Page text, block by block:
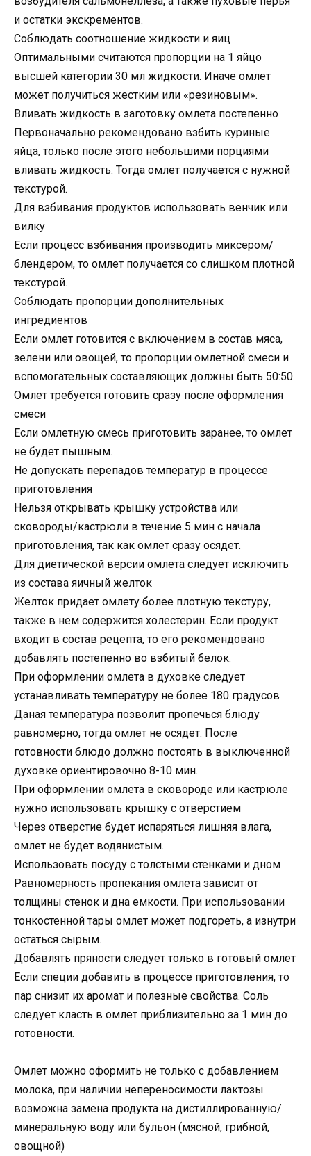
и остатки экскрементов.
Соблюдать соотношение жидкости и яиц
Оптимальными считаются пропорции на 1 яйцо
высшей категории 30 мл жидкости. Иначе омлет
может получиться жестким или «резиновым».
Вливать жидкость в заготовку омлета постепенно
Первоначально рекомендовано взбить куриные
яйца, только после этого небольшими порциями
вливать жидкость. Тогда омлет получается с нужной
текстурой.
Для взбивания продуктов использовать венчик или
вилку
Если процесс взбивания производить миксером/
блендером, то омлет получается со слишком плотной
текстурой.
Соблюдать пропорции дополнительных
ингредиентов
Если омлет готовится с включением в состав мяса,
зелени или овощей, то пропорции омлетной смеси и
вспомогательных составляющих должны быть 50:50.
Омлет требуется готовить сразу после оформления
смеси
Если омлетную смесь приготовить заранее, то омлет
не будет пышным.
Не допускать перепадов температур в процессе
приготовления
Нельзя открывать крышку устройства или
сковороды/кастрюли в течение 5 мин с начала
приготовления, так как омлет сразу осядет.
Для диетической версии омлета следует исключить
из состава яичный желток
Желток придает омлету более плотную текстуру,
также в нем содержится холестерин. Если продукт
входит в состав рецепта, то его рекомендовано
добавлять постепенно во взбитый белок.
При оформлении омлета в духовке следует
устанавливать температуру не более 180 градусов
Даная температура позволит пропечься блюду
равномерно, тогда омлет не осядет. После
готовности блюдо должно постоять в выключенной
духовке ориентировочно 8-10 мин.
При оформлении омлета в сковороде или кастрюле
нужно использовать крышку с отверстием
Через отверстие будет испаряться лишняя влага,
омлет не будет водянистым.
Использовать посуду с толстыми стенками и дном
Равномерность пропекания омлета зависит от
толщины стенок и дна емкости. При использовании
тонкостенной тары омлет может подгореть, а изнутри
остаться сырым.
Добавлять пряности следует только в готовый омлет
Если специи добавить в процессе приготовления, то
пар снизит их аромат и полезные свойства. Соль
следует класть в омлет приблизительно за 1 мин до
готовности.
Омлет можно оформить не только с добавлением
молока, при наличии непереносимости лактозы
возможна замена продукта на дистиллированную/
минеральную воду или бульон (мясной, грибной,
овощной)